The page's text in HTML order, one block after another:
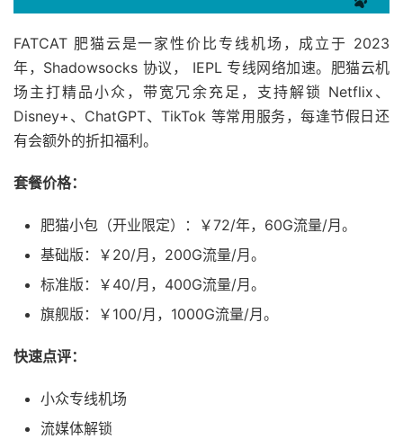
FATCAT 肥猫云是一家性价比专线机场，成立于 2023
年，Shadowsocks 协议， IEPL 专线网络加速。肥猫云机
场主打精品小众，带宽冗余充足，支持解锁 Netflix、
Disney+、ChatGPT、TikTok 等常用服务，每逢节假日还
有会额外的折扣福利。
套餐价格：
肥猫小包（开业限定）：￥72/年，60G流量/月。
基础版：￥20/月，200G流量/月。
标准版：￥40/月，400G流量/月。
旗舰版：￥100/月，1000G流量/月。
快速点评：
小众专线机场
流媒体解锁